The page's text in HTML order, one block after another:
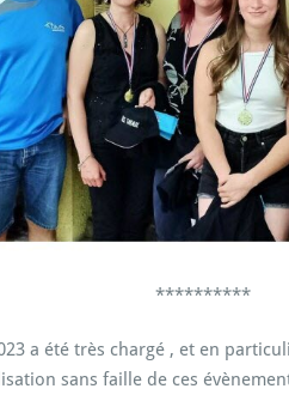
**********
a été très chargé , et en
sans faille de ces